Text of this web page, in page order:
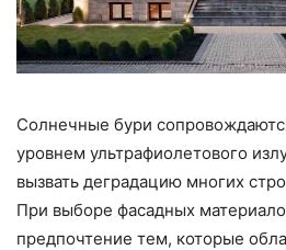
Солнечные бури
уровнем ультрафиолетового
вызвать деградацию многих
При выборе фасадных
предпочтение тем, которые